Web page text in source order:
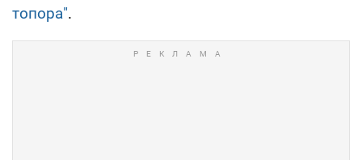
топора".